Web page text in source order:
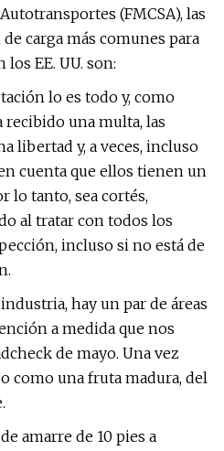
(FMCSA), las
carga más comunes para
EE. UU. son:
lo es todo y, como
recibido una multa, las
libertad y, a veces, incluso
cuenta que ellos tienen un
lo tanto, sea cortés,
al tratar con todos los
incluso si no está de
hay un par de áreas
a medida que nos
de mayo. Una vez
como una fruta madura, del
amarre de 10 pies a